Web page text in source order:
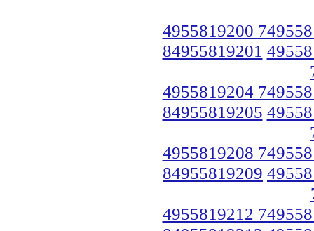
4955819200
84955819201
4955819204
84955819205
4955819208
84955819209
4955819212